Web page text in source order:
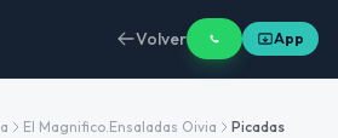
Volver App
El Magnifico.Ensaladas Oivia Picadas